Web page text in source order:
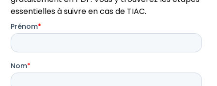
essentielles à suivre en cas de TIAC.